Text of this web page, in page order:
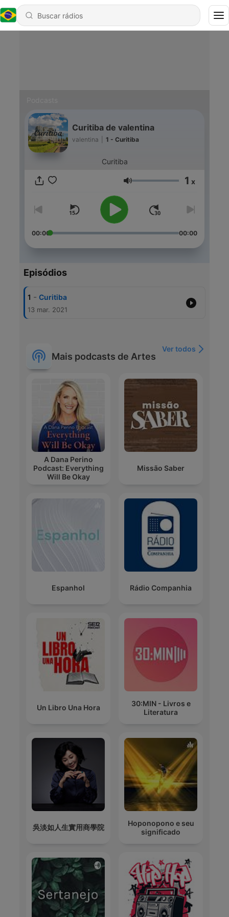
Curitiba de valentina
valentina 1 - Curitiba
Curitiba
Volume 1 x
00:00 00:00
Episódios
1 - Curitiba
13 mar. 2021
Mais podcasts de Artes
Ver todos
A Dana Perino
Podcast: Everything
Will Be Okay
Missão Saber
Espanhol Rádio Companhia
Un Libro Una Hora
30:MIN - Livros e
Literatura
吳淡如人生實用商學院
Hoponopono e seu
significado